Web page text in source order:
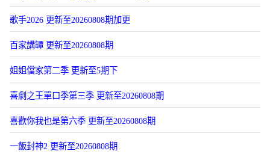
歌手2026 更新至20260808期加更
百家講罈 更新至20260808期
姐姐儅家第二季 更新至5期下
喜劇之王單口季第三季 更新至20260808期
喜歡你我也是第六季 更新至20260808期
一飯封神2 更新至20260808期